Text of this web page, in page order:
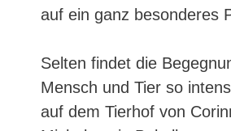
auf ein ganz besonderes
Selten findet die
Mensch und Tier so
auf dem Tierhof von